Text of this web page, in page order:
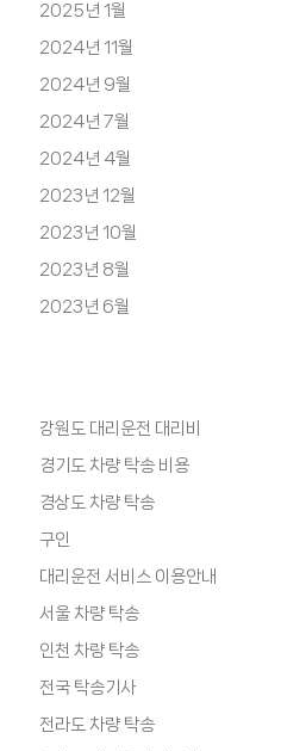
2025년 1월
2024년 11월
2024년 9월
2024년 7월
2024년 4월
2023년 12월
2023년 10월
2023년 8월
2023년 6월
강원도 대리운전 대리비
경기도 차량 탁송 비용
경상도 차량 탁송
구인
대리운전 서비스 이용안내
서울 차량 탁송
인천 차량 탁송
전국 탁송기사
전라도 차량 탁송